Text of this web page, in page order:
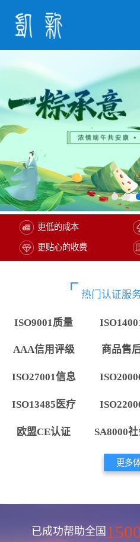
更低的成本
更贴心的收费
热门认证服
ISO9001质量
AAA信用评级 商品售
ISO27001信息
ISO13485医疗
欧盟CE认证 SA8000
更多
已成功帮助全国